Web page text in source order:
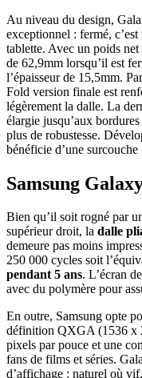
Au niveau du design,
exceptionnel : fermé, c’est
tablette. Avec un poids
de 62,9mm lorsqu’il est
l’épaisseur de 15,5mm.
Fold version finale est
légèrement la dalle. La
élargie jusqu’aux
plus de robustesse.
bénéficie d’une surcouche
Samsung
Bien qu’il soit rogné par
supérieur droit, la dalle
demeure pas moins
250 000 cycles soit
pendant 5 ans. L’écran
avec du polymère pour
En outre, Samsung opte
définition QXGA (1536 x
pixels par pouce et une
fans de films et séries.
d’affichage : naturel où